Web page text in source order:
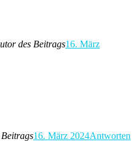
des Beitrags16. März
16. März 2024Antworten